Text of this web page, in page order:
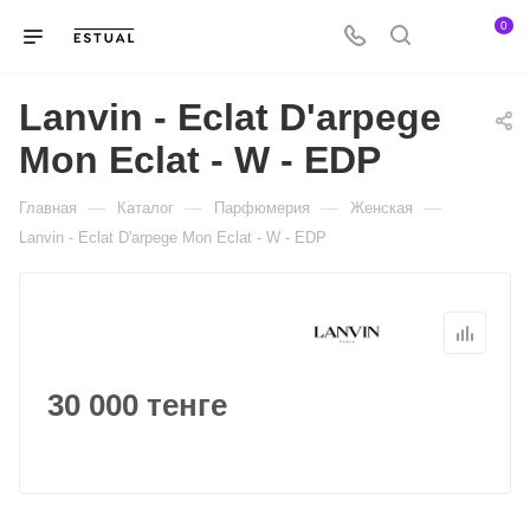
0
Lanvin - Eclat D'arpege
Mon Eclat - W - EDP
Главная — Каталог — Парфюмерия — Женская —
Lanvin - Eclat D'arpege Mon Eclat - W - EDP
30 000 тенге